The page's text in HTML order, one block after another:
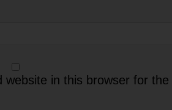
website in this browser for the